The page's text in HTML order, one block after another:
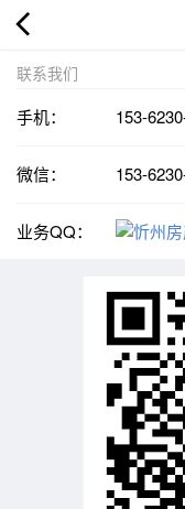
联系我们
手机： 153-
微信： 153-
业务QQ：